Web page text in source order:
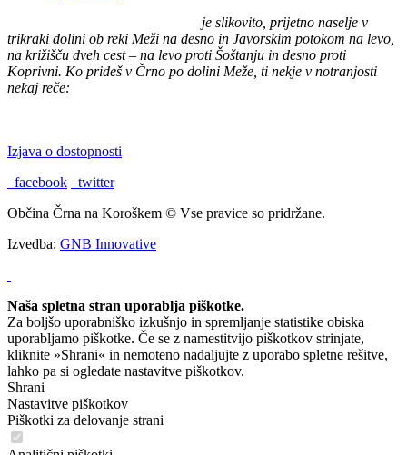
je slikovito, prijetno naselje v
trikraki dolini ob reki Meži na desno in Javorskim potokom na levo,
na križišču dveh cest – na levo proti Šoštanju in desno proti
Koprivni. Ko prideš v Črno po dolini Meže, ti nekje v notranjosti
nekaj reče:
Izjava o dostopnosti
facebook
twitter
Občina Črna na Koroškem © Vse pravice so pridržane.
Izvedba: GNB Innovative
Naša spletna stran uporablja piškotke.
Za boljšo uporabniško izkušnjo in spremljanje statistike obiska
uporabljamo piškotke. Če se z namestitvijo piškotkov strinjate,
kliknite »Shrani« in nemoteno nadaljujte z uporabo spletne rešitve,
lahko pa si ogledate nastavitve piškotkov.
Shrani
Nastavitve piškotkov
Piškotki za delovanje strani